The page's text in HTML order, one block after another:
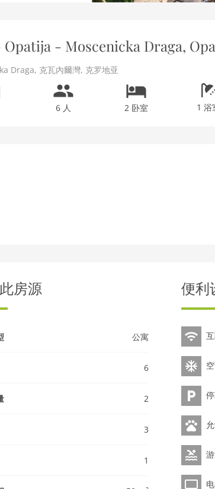
- Moscenicka Draga,
Draga, 克瓦內爾灣, 克罗地亚
6 人 2 卧室 1 浴
房源
公寓
6
2
3
1
便利